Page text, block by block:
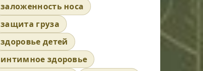
заложенность носа
защита груза
здоровье детей
интимное здоровье